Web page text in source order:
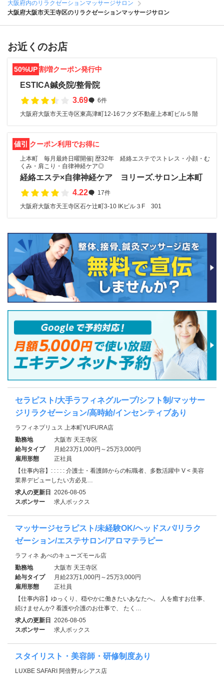
大阪府内のリラクゼーションマッサージサロン
大阪府大阪市天王寺区のリラクゼーションマッサージサロン
お近くのお店
50%UP割増クーポン発行中
ESTICA鍼灸院/整骨院
3.69
6件
大阪府大阪市天王寺区東高津町12-16フクダ不動産上本町ビル５階
値引 クーポン利用でお得に
上本町 毎月最終日曜開催| 歴32年 経絡エステでストレス・小顔・む
くみ・肩こり・自律神経ケア◎
経絡エステ×自律神経ケア ヨリーズ.サロン上本町
4.22
17件
大阪府大阪市天王寺区石ケ辻町3-10 IKビル３F 301
セラピスト/大手ラフィネグループ/シフト制/マッサー
ジリラクゼーション/高時給/インセンティブあり
ラフィネプリュス 上本町YUFURA店
勤務地
大阪市 天王寺区
給与タイプ
月給23万1,000円～25万3,000円
雇用形態
正社員
【仕事内容】: : : : : 介護士・看護師からの転職者、多数活躍中 V < 美容
業界デビューしたい方必見…
求人の更新日 2026-08-05
スポンサー
求人ボックス
マッサージセラピスト/未経験OK/ヘッドスパ/リラク
ゼーション/エステサロン/アロマテラピー
ラフィネ あべのキューズモール店
勤務地
大阪市 天王寺区
給与タイプ
月給23万1,000円～25万3,000円
雇用形態
正社員
【仕事内容】ゆっくり、穏やかに働きたいあなたへ。 人を癒すお仕事、
続けませんか? 看護や介護のお仕事で、 たく…
求人の更新日 2026-08-05
スポンサー
求人ボックス
スタイリスト・美容師・研修制度あり
LUXBE SAFARI 阿倍野ルシアス店